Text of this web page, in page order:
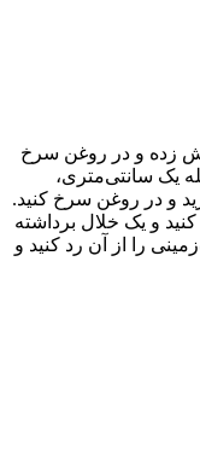
زده و در روغن سرخ
یک سانتی‌متری،
و در روغن سرخ کنید.
و یک خلال برداشته
را از آن رد کنید و